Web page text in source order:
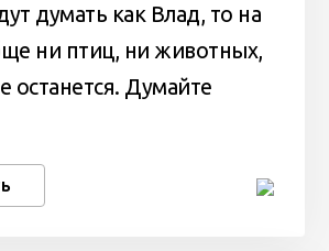
думать как Влад, то на
ни птиц, ни животных,
останется. Думайте